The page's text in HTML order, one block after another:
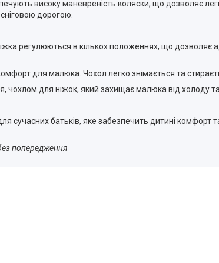
високу маневреність коляски, що дозволяє
дорогою.
регулюються в кількох положеннях, що дозволяє
для малюка. Чохол легко знімається та
для ніжок, який захищає малюка від холоду та
сучасних батьків, яке забезпечить дитині комфорт
попередження